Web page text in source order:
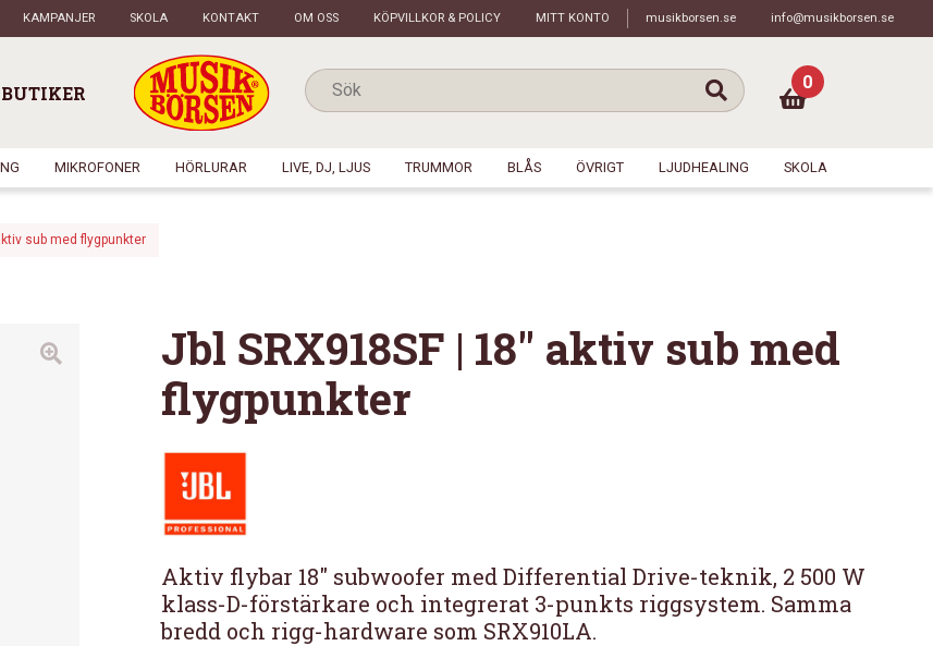
KAMPANJER SKOLA KONTAKT OM OSS KÖPVILLKOR & POLICY MITT KONTO musikborsen.se info@musikborsen.se
BUTIKER 0
MIKROFONER HÖRLURAR LIVE, DJ, LJUS TRUMMOR BLÅS ÖVRIGT LJUDHEALING SKOLA
sub med flygpunkter
Jbl SRX918SF | 18″ aktiv sub med
flygpunkter
Aktiv flybar 18″ subwoofer med Differential Drive-teknik, 2 500 W
klass-D-förstärkare och integrerat 3-punkts riggsystem. Samma
bredd och rigg-hardware som SRX910LA.